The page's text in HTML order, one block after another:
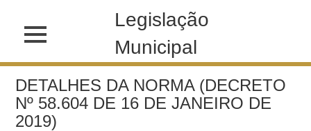
Legislação
Municipal
DETALHES DA NORMA (DECRETO
Nº 58.604 DE 16 DE JANEIRO DE
2019)